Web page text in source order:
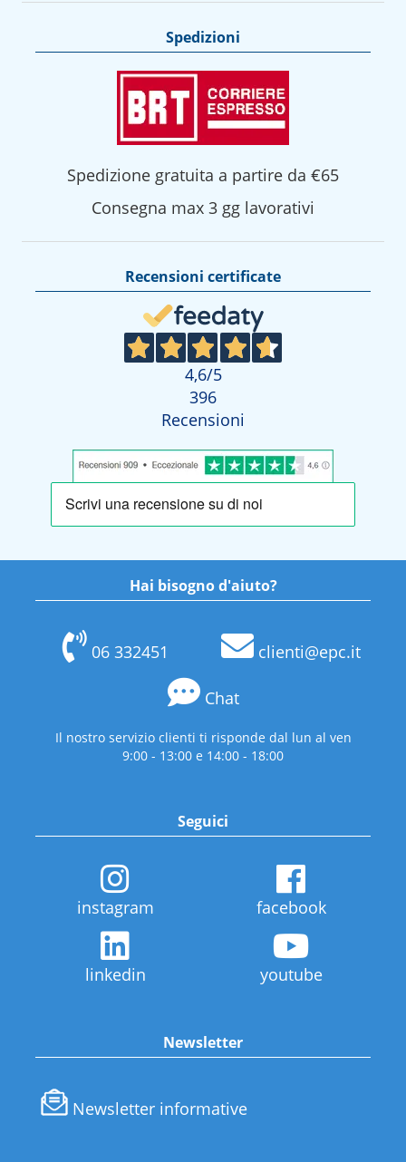
Spedizioni
Spedizione gratuita a partire da €65
Consegna max 3 gg lavorativi
Recensioni certificate
4,6/5
396
Recensioni
Hai bisogno d'aiuto?
06 332451 clienti@epc.it
Chat
Il nostro servizio clienti ti risponde dal lun al ven
9:00 - 13:00 e 14:00 - 18:00
Seguici
instagram facebook
linkedin youtube
Newsletter
Newsletter informative